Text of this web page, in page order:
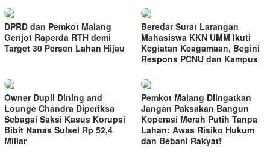
DPRD dan Pemkot Malang
Genjot Raperda RTH demi
Target 30 Persen Lahan Hijau
Beredar Surat Larangan
Mahasiswa KKN UMM Ikuti
Kegiatan Keagamaan, Begini
Respons PCNU dan Kampus
Owner Dupli Dining and
Lounge Chandra Diperiksa
Sebagai Saksi Kasus Korupsi
Bibit Nanas Sulsel Rp 52,4
Miliar
Pemkot Malang Diingatkan
Jangan Paksakan Bangun
Koperasi Merah Putih Tanpa
Lahan: Awas Risiko Hukum
dan Bebani Rakyat!